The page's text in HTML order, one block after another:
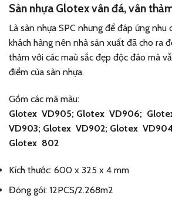
Sàn nhựa Glotex vân đá, vân
Là sàn nhựa SPC nhưng để đáp ứng nhu
khách hàng nên nhà sản xuất đã cho ra
thảm với các maù sắc đẹp độc đáo mà
điểm của sàn nhựa.
Gồm các mã màu:
Glotex VD905; Glotex VD906;
VD903; Glotex VD902; Glotex
Glotex 802
Kích thước: 600 x 325 x 4 mm
Đóng gói: 12PCS/2.268m2